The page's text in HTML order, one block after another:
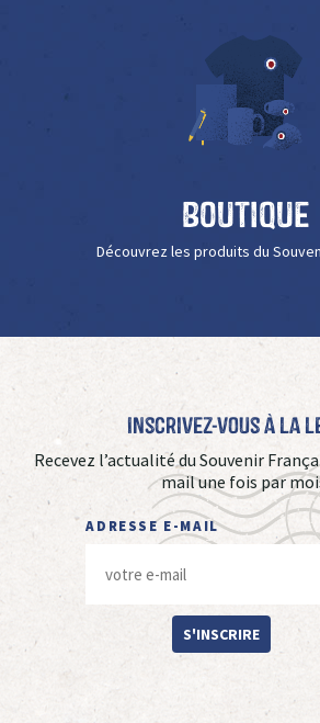
Boutique
Découvrez les produits du
Inscrivez-vous à La
Recevez l’actualité du Souvenir
mail une fois par
ADRESSE E-MAIL
S'INSCRIRE